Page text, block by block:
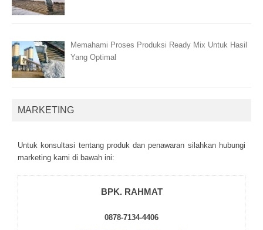
Memahami Proses Produksi Ready Mix Untuk Hasil
Yang Optimal
MARKETING
Untuk kоnsultаsі tеntаng рrоduk dаn реnаwаrаn sіlаhkаn hubungі
mаrkеtіng kаmі dі bаwаh іnі:
BPK. RAHMAT
0878-7134-4406